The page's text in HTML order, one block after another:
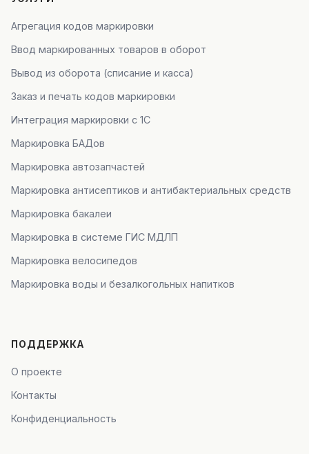
Агрегация кодов маркировки
Ввод маркированных товаров в оборот
Вывод из оборота (списание и касса)
Заказ и печать кодов маркировки
Интеграция маркировки с 1С
Маркировка БАДов
Маркировка автозапчастей
Маркировка антисептиков и антибактериальных средств
Маркировка бакалеи
Маркировка в системе ГИС МДЛП
Маркировка велосипедов
Маркировка воды и безалкогольных напитков
ПОДДЕРЖКА
О проекте
Контакты
Конфиденциальность